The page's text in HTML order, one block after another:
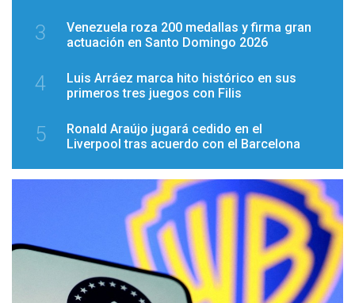
3
Venezuela roza 200 medallas y firma gran
actuación en Santo Domingo 2026
4
Luis Arráez marca hito histórico en sus
primeros tres juegos con Filis
5
Ronald Araújo jugará cedido en el
Liverpool tras acuerdo con el Barcelona